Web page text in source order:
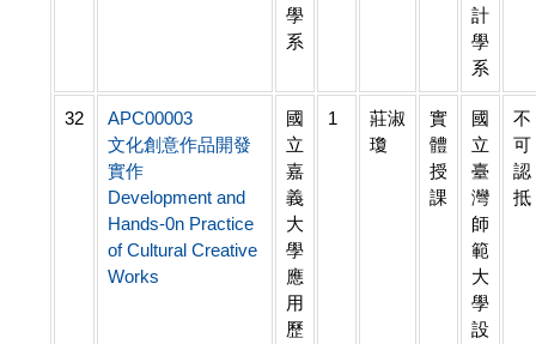
學
系
計
學
系
32
APC00003
文化創意作品開發
實作
Development and
Hands-0n Practice
of Cultural Creative
Works
國
立
嘉
義
大
學
應
用
歷
1
莊淑
瓊
實
體
授
課
國
立
臺
灣
師
範
大
學
設
不
可
認
抵